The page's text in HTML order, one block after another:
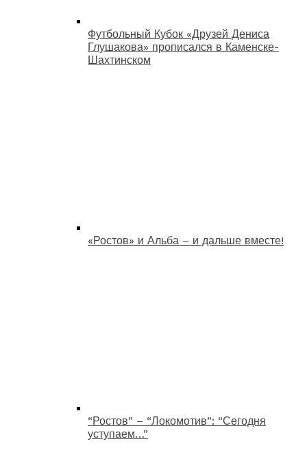
Футбольный Кубок «Друзей Дениса
Глушакова» прописался в Каменске-
Шахтинском
«Ростов» и Альба – и дальше вместе!
“Ростов” – “Локомотив”: “Сегодня
уступаем…”